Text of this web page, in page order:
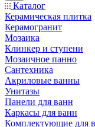
Каталог
Керамическая плитка
Керамогранит
Мозаика
Клинкер и ступени
Мозаичное панно
Сантехника
Акриловые ванны
Унитазы
Панели для ванн
Каркасы для ванн
Комплектующие для